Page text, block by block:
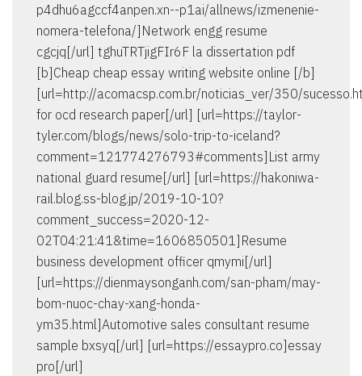
p4dhu6agccf4anpen.xn--p1ai/allnews/izmenenie-
nomera-telefona/]Network engg resume
cgcjq[/url] tghuTRTjigFIr6F la dissertation pdf
[b]Cheap cheap essay writing website online [/b]
[url=http://acomacsp.com.br/noticias_ver/350/
for ocd research paper[/url] [url=https://taylor-
tyler.com/blogs/news/solo-trip-to-iceland?
comment=121774276793#comments]List army
national guard resume[/url] [url=https://hakoniwa-
rail.blog.ss-blog.jp/2019-10-10?
comment_success=2020-12-
02T04:21:41&time=1606850501]Resume
business development officer qmymi[/url]
[url=https://dienmaysonganh.com/san-pham/may-
bom-nuoc-chay-xang-honda-
ym35.html]Automotive sales consultant resume
sample bxsyq[/url] [url=https://essaypro.co]essay
pro[/url]